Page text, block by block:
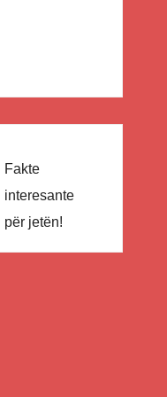
Fakte
interesante
për jetën!